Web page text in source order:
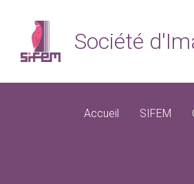
Société
Accueil SIFEM